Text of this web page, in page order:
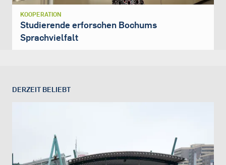
KOOPERATION
Studierende erforschen Bochums
Sprachvielfalt
DERZEIT BELIEBT